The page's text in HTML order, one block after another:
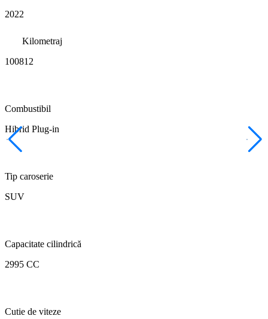
2022
Kilometraj
100812
Combustibil
Hibrid Plug-in
Tip caroserie
SUV
Capacitate cilindrică
2995 CC
Cutie de viteze